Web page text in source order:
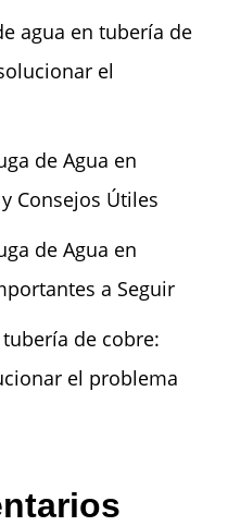
agua en tubería de
el
de Agua en
Consejos Útiles
de Agua en
a Seguir
de cobre:
el problema